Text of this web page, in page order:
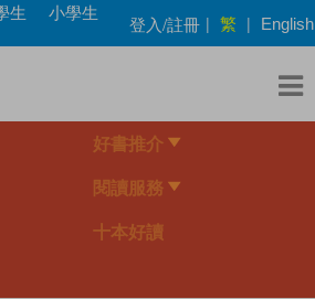
生
小學生
登入/註冊 | 繁 | English
好書推介
閱讀服務
十本好讀